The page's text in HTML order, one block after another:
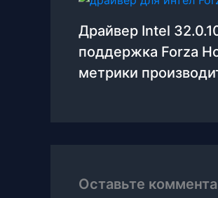
Драйвер Intel
поддержка Forza
метрики
Оставьте